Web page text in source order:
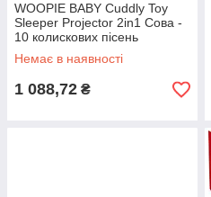
WOOPIE BABY Cuddly Toy
Sleeper Projector 2in1 Сова -
10 колискових пісень
Немає в наявності
1 088,72 ₴